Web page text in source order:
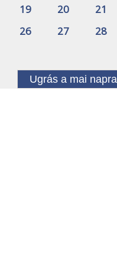
19 20 21
26 27 28
Ugrás a mai napra